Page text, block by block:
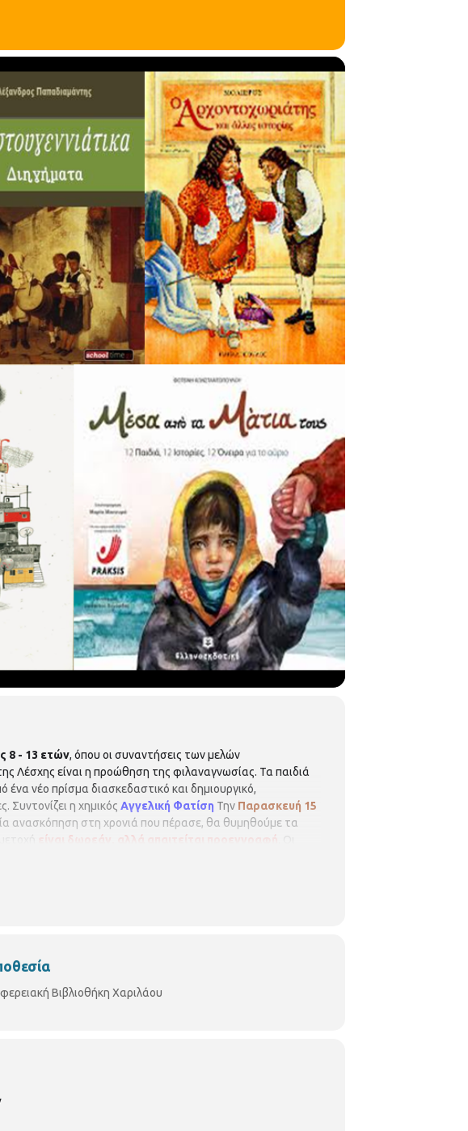
8 - 13 ετών, όπου οι συναντήσεις των μελών
Λέσχης είναι η προώθηση της φιλαναγνωσίας. Τα παιδιά
ένα νέο πρίσμα διασκεδαστικό και δημιουργικό,
Συντονίζει η χημικός Αγγελική Φατίση Την Παρασκευή 15
ανασκόπηση στη χρονιά που πέρασε, θα θυμηθούμε τα
είναι δωρεάν, αλλά απαιτείται προεγγραφ ή
. Οι
συμμετοχής: Περιφερειακή Βιβλιοθήκη Χαριλάου
Βιβλιοθήκη Χαριλάου